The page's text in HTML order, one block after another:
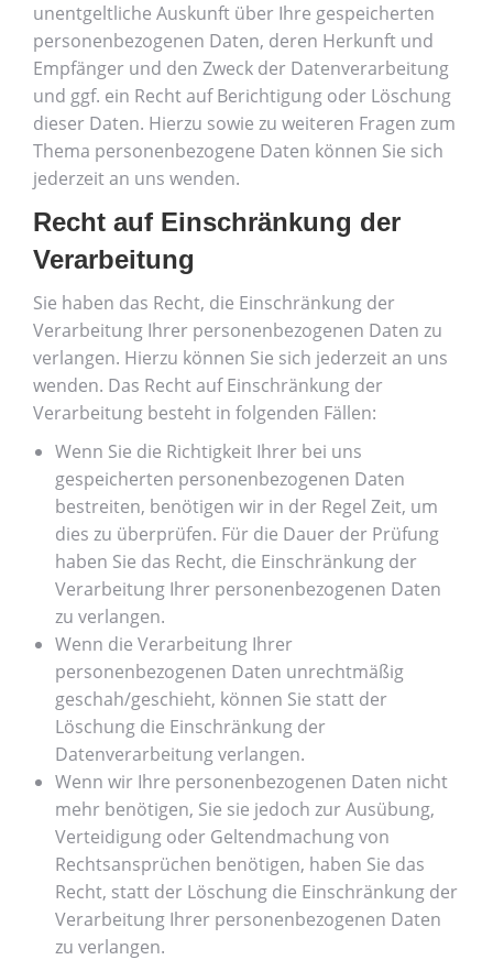
unentgeltliche Auskunft über Ihre gespeicherten
personenbezogenen Daten, deren Herkunft und
Empfänger und den Zweck der Datenverarbeitung
und ggf. ein Recht auf Berichtigung oder Löschung
dieser Daten. Hierzu sowie zu weiteren Fragen zum
Thema personenbezogene Daten können Sie sich
jederzeit an uns wenden.
Recht auf Einschränkung der
Verarbeitung
Sie haben das Recht, die Einschränkung der
Verarbeitung Ihrer personenbezogenen Daten zu
verlangen. Hierzu können Sie sich jederzeit an uns
wenden. Das Recht auf Einschränkung der
Verarbeitung besteht in folgenden Fällen:
Wenn Sie die Richtigkeit Ihrer bei uns
gespeicherten personenbezogenen Daten
bestreiten, benötigen wir in der Regel Zeit, um
dies zu überprüfen. Für die Dauer der Prüfung
haben Sie das Recht, die Einschränkung der
Verarbeitung Ihrer personenbezogenen Daten
zu verlangen.
Wenn die Verarbeitung Ihrer
personenbezogenen Daten unrechtmäßig
geschah/geschieht, können Sie statt der
Löschung die Einschränkung der
Datenverarbeitung verlangen.
Wenn wir Ihre personenbezogenen Daten nicht
mehr benötigen, Sie sie jedoch zur Ausübung,
Verteidigung oder Geltendmachung von
Rechtsansprüchen benötigen, haben Sie das
Recht, statt der Löschung die Einschränkung der
Verarbeitung Ihrer personenbezogenen Daten
zu verlangen.